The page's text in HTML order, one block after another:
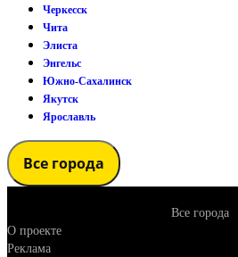
Черкесск
Чита
Элиста
Энгельс
Южно-Сахалинск
Якутск
Ярославль
Все города
Все города
О проекте
Реклама